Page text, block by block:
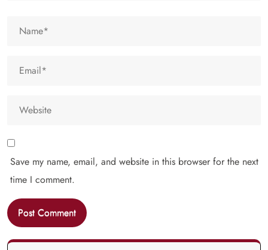
Save my name, email, and website in this browser for the next
time I comment.